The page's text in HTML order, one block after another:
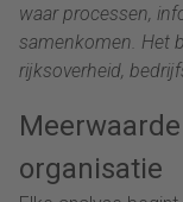
waar processen,
samenkomen. Het
rijksoverheid,
organisatie